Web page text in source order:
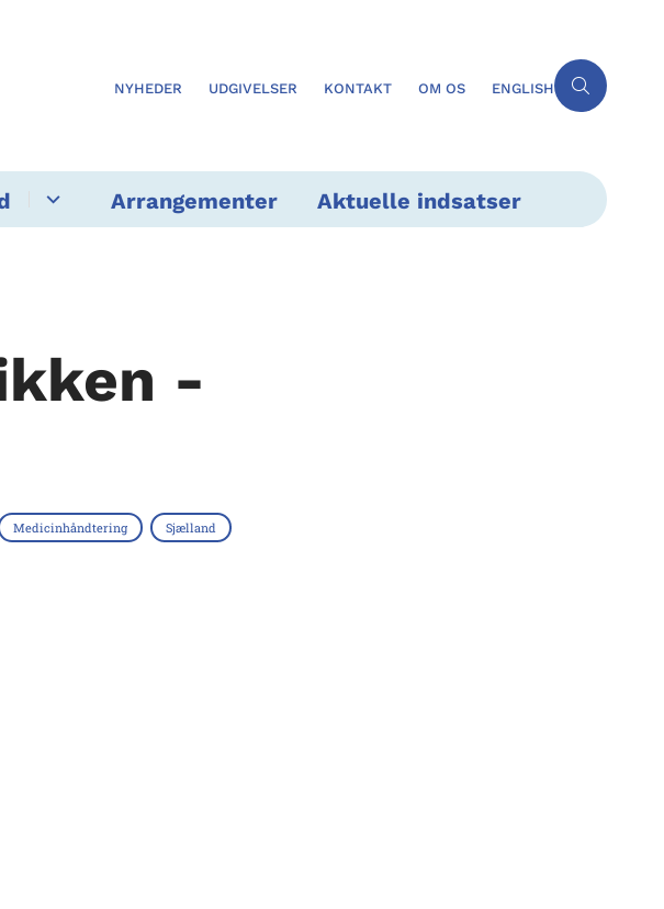
NYHEDER UDGIVELSER KONTAKT OM OS ENGLISH
Arrangementer Aktuelle indsatser
-
Medicinhåndtering Sjælland